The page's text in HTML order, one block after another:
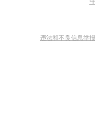
违法和不良信息举报